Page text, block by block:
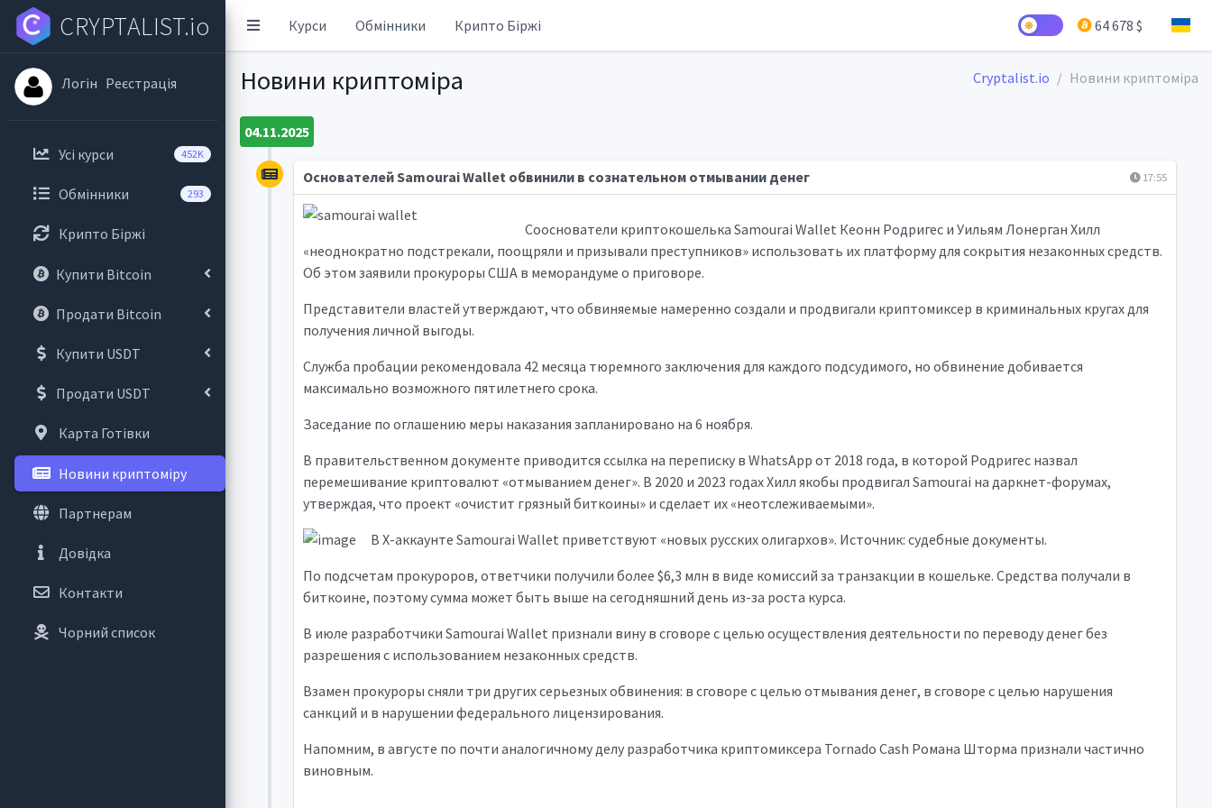
Курси Обмінники Крипто Біржі 64 678 $
CRYPTALIST.io
Логін Реєстрація
Усі курси 452K
Обмінники 293
Крипто Біржі
Купити Bitcoin
Продати Bitcoin
Купити USDT
Продати USDT
Карта Готівки
Новини криптоміру
Партнерам
Довідка
Контакти
Чорний список
Новини криптоміра Cryptalist.io Новини криптоміра
04.11.2025
17:55
Основателей Samourai Wallet обвинили в сознательном отмывании денег
Сооснователи криптокошелька Samourai Wallet Кеонн Родригес и Уильям Лонерган Хилл
«неоднократно подстрекали, поощряли и призывали преступников» использовать их платформу для сокрытия незаконных средств.
Об этом заявили прокуроры США в меморандуме о приговоре.
Представители властей утверждают, что обвиняемые намеренно создали и продвигали криптомиксер в криминальных кругах для
получения личной выгоды.
Служба пробации рекомендовала 42 месяца тюремного заключения для каждого подсудимого, но обвинение добивается
максимально возможного пятилетнего срока.
Заседание по оглашению меры наказания запланировано на 6 ноября.
В правительственном документе приводится ссылка на переписку в WhatsApp от 2018 года, в которой Родригес назвал
перемешивание криптовалют «отмыванием денег». В 2020 и 2023 годах Хилл якобы продвигал Samourai на даркнет-форумах,
утверждая, что проект «очистит грязный биткоины» и сделает их «неотслеживаемыми».
В X-аккаунте Samourai Wallet приветствуют «новых русских олигархов». Источник: судебные документы.
По подсчетам прокуроров, ответчики получили более $6,3 млн в виде комиссий за транзакции в кошельке. Средства получали в
биткоине, поэтому сумма может быть выше на сегодняшний день из-за роста курса.
В июле разработчики Samourai Wallet признали вину в сговоре с целью осуществления деятельности по переводу денег без
разрешения с использованием незаконных средств.
Взамен прокуроры сняли три других серьезных обвинения: в сговоре с целью отмывания денег, в сговоре с целью нарушения
санкций и в нарушении федерального лицензирования.
Напомним, в августе по почти аналогичному делу разработчика криптомиксера Tornado Cash Романа Шторма признали частично
виновным.